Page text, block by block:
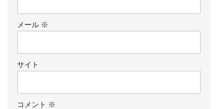
メール ※
サイト
コメント ※